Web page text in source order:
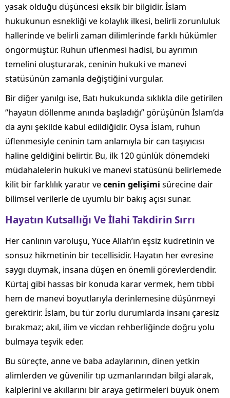
yasak olduğu düşüncesi eksik bir bilgidir. İslam
hukukunun esnekliği ve kolaylık ilkesi, belirli zorunluluk
hallerinde ve belirli zaman dilimlerinde farklı hükümler
öngörmüştür. Ruhun üflenmesi hadisi, bu ayrımın
temelini oluşturarak, ceninin hukuki ve manevi
statüsünün zamanla değiştiğini vurgular.
Bir diğer yanılgı ise, Batı hukukunda sıklıkla dile getirilen
“hayatın döllenme anında başladığı” görüşünün İslam’da
da aynı şekilde kabul edildiğidir. Oysa İslam, ruhun
üflenmesiyle ceninin tam anlamıyla bir can taşıyıcısı
haline geldiğini belirtir. Bu, ilk 120 günlük dönemdeki
müdahalelerin hukuki ve manevi statüsünü belirlemede
kilit bir farklılık yaratır vecenin gelişimi sürecine dair
bilimsel verilerle de uyumlu bir bakış açısı sunar.
Hayatın Kutsallığı Ve İlahi Takdirin Sırrı
Her canlının varoluşu, Yüce Allah’ın eşsiz kudretinin ve
sonsuz hikmetinin bir tecellisidir. Hayatın her evresine
saygı duymak, insana düşen en önemli görevlerdendir.
Kürtaj gibi hassas bir konuda karar vermek, hem tıbbi
hem de manevi boyutlarıyla derinlemesine düşünmeyi
gerektirir. İslam, bu tür zorlu durumlarda insanı çaresiz
bırakmaz; akıl, ilim ve vicdan rehberliğinde doğru yolu
bulmaya teşvik eder.
Bu süreçte, anne ve baba adaylarının, dinen yetkin
alimlerden ve güvenilir tıp uzmanlarından bilgi alarak,
kalplerini ve akıllarını bir araya getirmeleri büyük önem